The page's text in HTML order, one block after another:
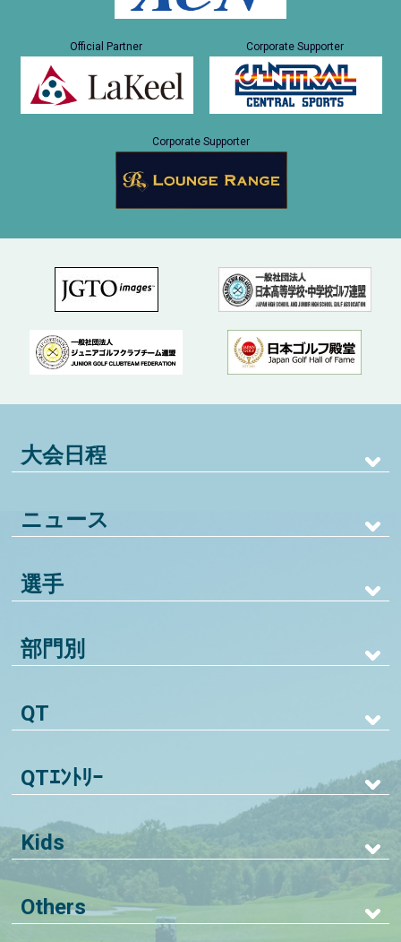
Official Partner Corporate Supporter
Corporate Supporter
大会日程
ニュース
選手
部門別
QT
QTｴﾝﾄﾘｰ
Kids
Others